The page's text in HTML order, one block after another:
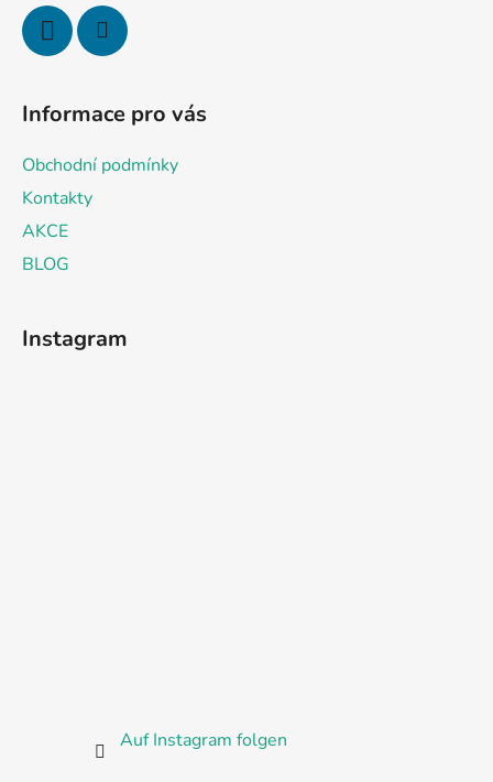
Informace pro vás
Obchodní podmínky
Kontakty
AKCE
BLOG
Instagram
Auf Instagram folgen